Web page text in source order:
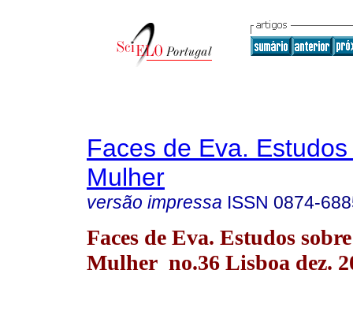
Faces de Eva.
Mulher
versão impressa ISSN 0874-
Faces de Eva. Estudos
Mulher no.36 Lisboa dez.